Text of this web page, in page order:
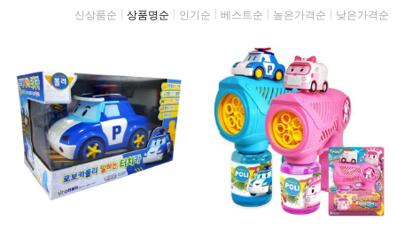
신상품순 상품명순 인기순 베스트순 높은가격순 낮은가격순